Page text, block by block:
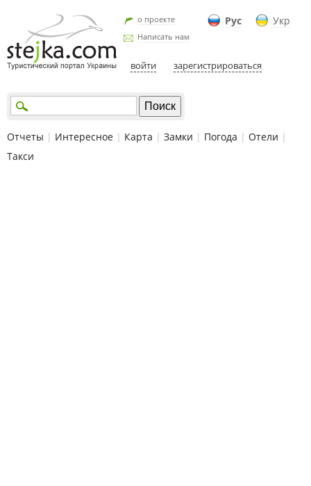
Рус Укр
о проекте
Написать нам
войти зарегистрироваться
Отчеты | Интересное | Карта | Замки | Погода | Отели |
Такси